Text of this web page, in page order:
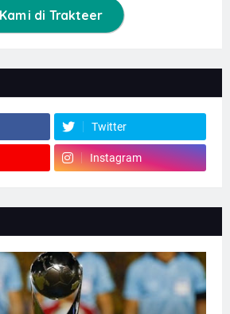
di Trakteer
Twitter
Instagram